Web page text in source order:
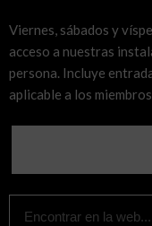
Viernes, sábados y
acceso a nuestras
persona. Incluye
aplicable a los